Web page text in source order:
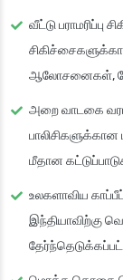
வீட்டு பராமரிப்பு
ஆலோசனைகள்,
அறை வாடகை
மீதான
உலகளாவிய
இந்தியாவிற்கு